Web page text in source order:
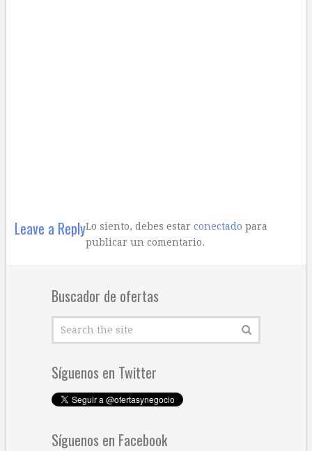
Leave a ReplyLo siento, debes estar conectado para
publicar un comentario.
Buscador de ofertas
Síguenos en Twitter
Síguenos en Facebook